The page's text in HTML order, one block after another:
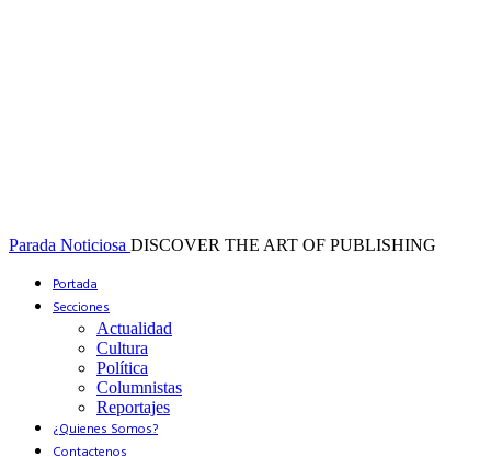
Parada Noticiosa DISCOVER THE ART OF PUBLISHING
Portada
Secciones
Actualidad
Cultura
Política
Columnistas
Reportajes
¿Quienes Somos?
Contactenos